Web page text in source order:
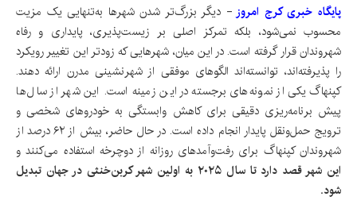
پایگاه خبری کرج امروز- دیگر بزرگ‌تر شدن شهرها به‌تنهایی یک مزیت
محسوب نمی‌شود، بلکه تمرکز اصلی بر زیست‌پذیری، پایداری و رفاه
شهروندان قرار گرفته است. در این میان، شهرهایی که زودتر این تغییر رویکرد
را پذیرفته‌اند، توانسته‌اند الگوهای موفقی از شهرنشینی مدرن ارائه دهند.
کپنهاگ یکی از نمونه‌های برجسته در این زمینه است. این شهر از سال‌ها
پیش برنامه‌ریزی دقیقی برای کاهش وابستگی به خودروهای شخصی و
ترویج حمل‌ونقل پایدار انجام داده است. در حال حاضر، بیش از ۶۲ درصد از
شهروندان کپنهاگ برای رفت‌وآمدهای روزانه از دوچرخه استفاده می‌کنند و
این شهر قصد دارد تا سال ۲۰۲۵ به اولین شهر کربن‌خنثی در جهان تبدیل
شود.